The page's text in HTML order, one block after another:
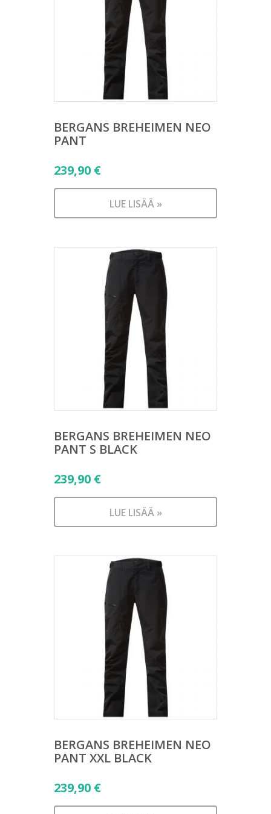
BERGANS BREHEIMEN NEO
PANT
239,90 €
LUE LISÄÄ »
BERGANS BREHEIMEN NEO
PANT S BLACK
239,90 €
LUE LISÄÄ »
BERGANS BREHEIMEN NEO
PANT XXL BLACK
239,90 €